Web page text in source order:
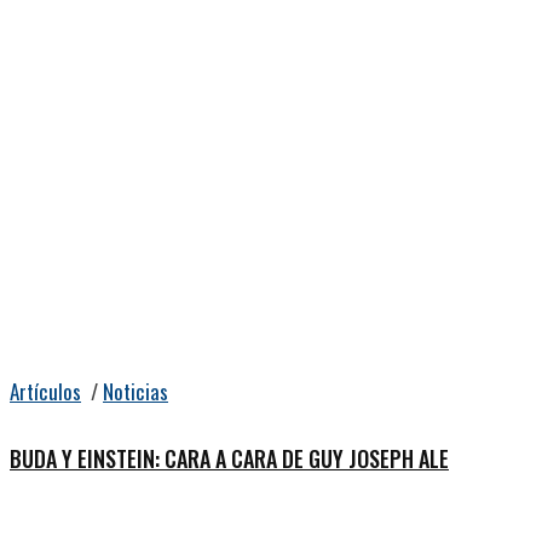
Artículos / Noticias
BUDA Y EINSTEIN: CARA A CARA DE GUY JOSEPH ALE